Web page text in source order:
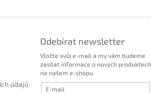
údajů
Odebírat newsletter
Vložte svůj e-mail a my vám budeme
zasílat informace o nových produktech
na našem e-shopu.
E-mail